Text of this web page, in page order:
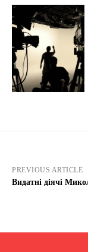
PREVIOUS ARTICLE
Видатні діячі